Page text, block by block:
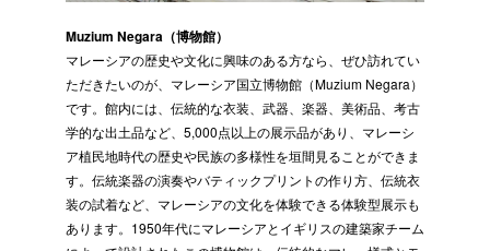
Muzium Negara（博物館）
マレーシアの歴史や文化に興味のある方なら、ぜひ訪れてい
ただきたいのが、マレーシア国立博物館（Muzium Negara）
です。館内には、伝統的な衣装、武器、楽器、美術品、考古
学的な出土品など、5,000点以上の展示品があり、マレーシ
ア植民地時代の歴史や民族の多様性を垣間見ることができま
す。伝統楽器の演奏やバティックプリントの作り方、伝統衣
装の試着など、マレーシアの文化を体験できる体験型展示も
あります。1950年代にマレーシアとイギリスの建築家チーム